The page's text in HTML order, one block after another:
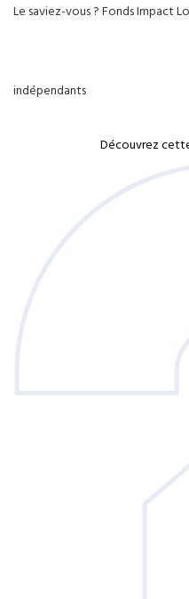
Le saviez-vous ?Fonds Impact
indépendants
Découvrez